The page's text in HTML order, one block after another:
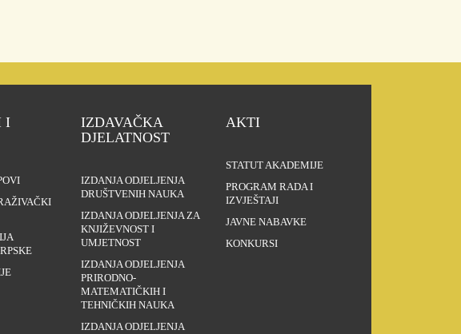
I
IZDAVAČKA
DJELATNOST
IZDANJA ODJELJENJA
DRUŠTVENIH NAUKA
IZDANJA ODJELJENJA ZA
KNJIŽEVNOST I
UMJETNOST
IZDANJA ODJELJENJA
PRIRODNO-
MATEMATIČKIH I
TEHNIČKIH NAUKA
IZDANJA ODJELJENJA
AKTI
STATUT AKADEMIJE
PROGRAM RADA I
IZVJEŠTAJI
JAVNE NABAVKE
KONKURSI